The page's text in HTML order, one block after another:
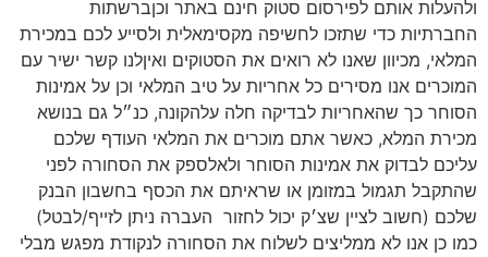
ולהעלות אותם לפירסום סטוק חינם באתר וכןברשתות
החברתיות כדי שתזכו לחשיפה מקסימאלית ולסייע לכם במכירת
המלאי, מכיוון שאנו לא רואים את הסטוקים ואיןלנו קשר ישיר עם
המוכרים אנו מסירים כל אחריות על טיב המלאי וכן על אמינות
הסוחר כך שהאחריות לבדיקה חלה עלהקונה, כנ״ל גם בנושא
מכירת המלא, כאשר אתם מוכרים את המלאי העודף שלכם
עליכם לבדוק את אמינות הסוחר ולאלספק את הסחורה לפני
שהתקבל תגמול במזומן או שראיתם את הכסף בחשבון הבנק
שלכם (חשוב לציין שצ׳ק יכול לחזור העברה ניתן לזייף/לבטל)
כמו כן אנו לא ממליצים לשלוח את הסחורה לנקודת מפגש מבלי